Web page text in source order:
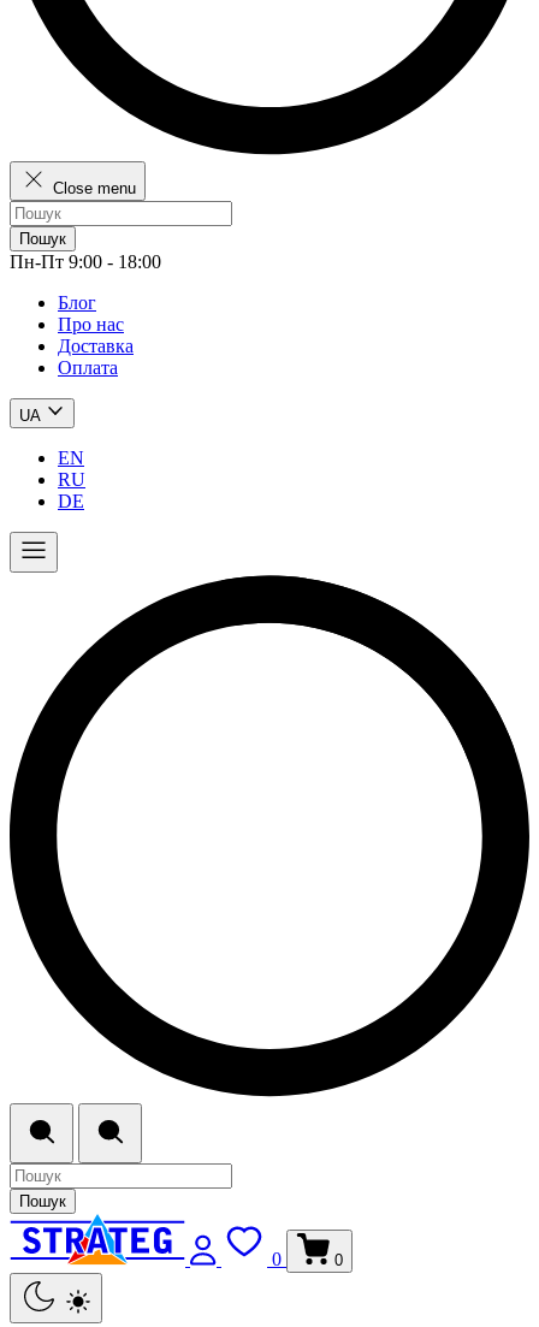
Close menu
Пошук
Пн-Пт 9:00 - 18:00
Блог
Про нас
Доставка
Оплата
UA
EN
RU
DE
Пошук
0 0